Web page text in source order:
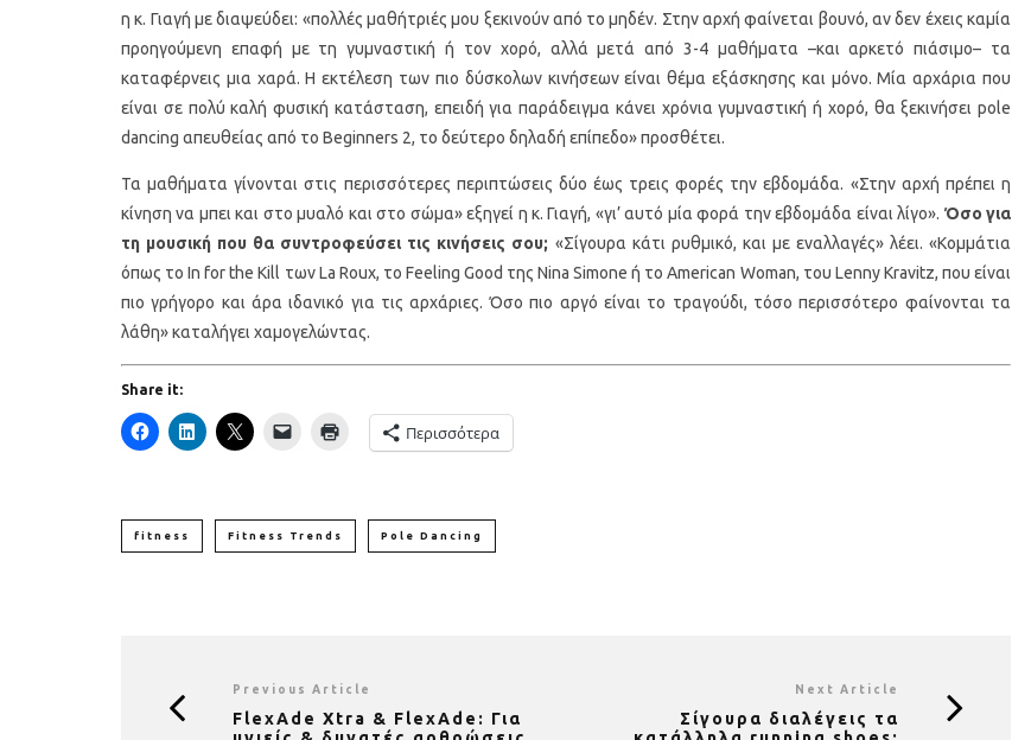
η κ. Γιαγή με διαψεύδει: «πολλές μαθήτριές μου ξεκινούν από το μηδέν. Στην αρχή φαίνεται βουνό, αν δεν έχεις καμία
προηγούμενη επαφή με τη γυμναστική ή τον χορό, αλλά μετά από 3-4 μαθήματα –και αρκετό πιάσιμο– τα
καταφέρνεις μια χαρά. Η εκτέλεση των πιο δύσκολων κινήσεων είναι θέμα εξάσκησης και μόνο. Μία αρχάρια που
είναι σε πολύ καλή φυσική κατάσταση, επειδή για παράδειγμα κάνει χρόνια γυμναστική ή χορό, θα ξεκινήσει pole
dancing απευθείας από το Beginners 2, το δεύτερο δηλαδή επίπεδο» προσθέτει.
Τα μαθήματα γίνονται στις περισσότερες περιπτώσεις δύο έως τρεις φορές την εβδομάδα. «Στην αρχή πρέπει η
κίνηση να μπει και στο μυαλό και στο σώμα» εξηγεί η κ. Γιαγή, «γι’ αυτό μία φορά την εβδομάδα είναι λίγο». Όσο για
τη μουσική που θα συντροφεύσει τις κινήσεις σου; «Σίγουρα κάτι ρυθμικό, και με εναλλαγές» λέει. «Κομμάτια
όπως το In for the Kill των La Roux, το Feeling Good της Nina Simone ή το American Woman, του Lenny Kravitz, που είναι
πιο γρήγορο και άρα ιδανικό για τις αρχάριες. Όσο πιο αργό είναι το τραγούδι, τόσο περισσότερο φαίνονται τα
λάθη» καταλήγει χαμογελώντας.
Share it:
Περισσότερα
fitness Fitness Trends Pole Dancing
Previous Article
FlexAde Xtra & FlexAde: Για
Next Article
Σίγουρα διαλέγεις τα